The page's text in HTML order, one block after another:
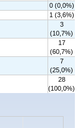
0 (0,0%)
1 (3,6%)
3
(10,7%)
17
(60,7%)
7
(25,0%)
28
(100,0%)